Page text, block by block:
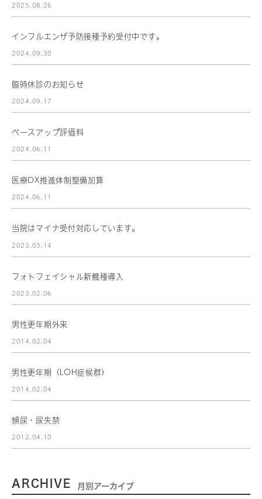
2025.08.26
インフルエンザ予防接種予約受付中です。
2024.09.30
臨時休診のお知らせ
2024.09.17
ベースアップ評価料
2024.06.11
医療DX推進体制整備加算
2024.06.11
当院はマイナ受付対応しています。
2023.03.14
フォトフェイシャル新機種導入
2023.02.06
男性更年期外来
2014.02.04
男性更年期（LOH症候群）
2014.02.04
頻尿・尿失禁
2012.04.10
ARCHIVE 月別アーカイブ